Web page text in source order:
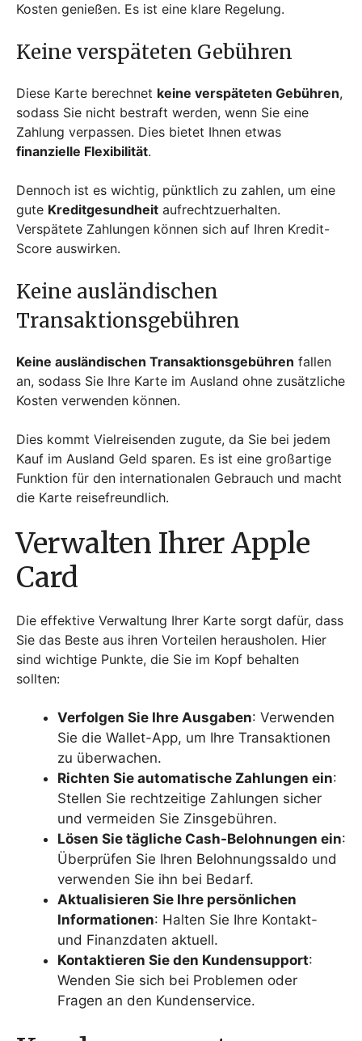
Kosten genießen. Es ist eine klare Regelung.
Keine verspäteten Gebühren
Diese Karte berechnet keine verspäteten Gebühren,
sodass Sie nicht bestraft werden, wenn Sie eine
Zahlung verpassen. Dies bietet Ihnen etwas
finanzielle Flexibilität.
Dennoch ist es wichtig, pünktlich zu zahlen, um eine
gute Kreditgesundheit aufrechtzuerhalten.
Verspätete Zahlungen können sich auf Ihren Kredit-
Score auswirken.
Keine ausländischen
Transaktionsgebühren
Keine ausländischen Transaktionsgebühren fallen
an, sodass Sie Ihre Karte im Ausland ohne zusätzliche
Kosten verwenden können.
Dies kommt Vielreisenden zugute, da Sie bei jedem
Kauf im Ausland Geld sparen. Es ist eine großartige
Funktion für den internationalen Gebrauch und macht
die Karte reisefreundlich.
Verwalten Ihrer Apple
Card
Die effektive Verwaltung Ihrer Karte sorgt dafür, dass
Sie das Beste aus ihren Vorteilen herausholen. Hier
sind wichtige Punkte, die Sie im Kopf behalten
sollten:
Verfolgen Sie Ihre Ausgaben: Verwenden
Sie die Wallet-App, um Ihre Transaktionen
zu überwachen.
Richten Sie automatische Zahlungen ein:
Stellen Sie rechtzeitige Zahlungen sicher
und vermeiden Sie Zinsgebühren.
Lösen Sie tägliche Cash-Belohnungen ein:
Überprüfen Sie Ihren Belohnungssaldo und
verwenden Sie ihn bei Bedarf.
Aktualisieren Sie Ihre persönlichen
Informationen: Halten Sie Ihre Kontakt-
und Finanzdaten aktuell.
Kontaktieren Sie den Kundensupport:
Wenden Sie sich bei Problemen oder
Fragen an den Kundenservice.